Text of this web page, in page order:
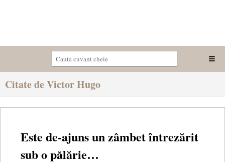
Citate de Victor Hugo
Este de-ajuns un zâmbet întrezărit
sub o pălărie…